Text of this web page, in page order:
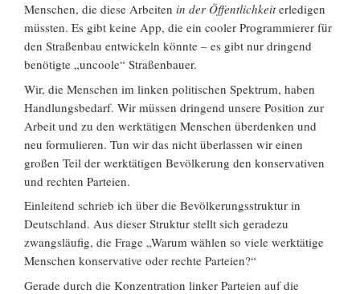
Menschen, die diese Arbeiten in der Öffentlichkeiterledigen
müssten. Es gibt keine App, die ein cooler Programmierer für
den Straßenbau entwickeln könnte – es gibt nur dringend
benötigte „uncoole“ Straßenbauer.
Wir, die Menschen im linken politischen Spektrum, haben
Handlungsbedarf. Wir müssen dringend unsere Position zur
Arbeit und zu den werktätigen Menschen überdenken und
neu formulieren. Tun wir das nicht überlassen wir einen
großen Teil der werktätigen Bevölkerung den konservativen
und rechten Parteien.
Einleitend schrieb ich über die Bevölkerungsstruktur in
Deutschland. Aus dieser Struktur stellt sich geradezu
zwangsläufig, die Frage „Warum wählen so viele werktätige
Menschen konservative oder rechte Parteien?“
Gerade durch die Konzentration linker Parteien auf die